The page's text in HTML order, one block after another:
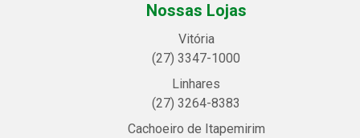
Nossas Lojas
Vitória
(27) 3347-1000
Linhares
(27) 3264-8383
Cachoeiro de Itapemirim